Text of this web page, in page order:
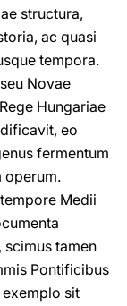
structura,
ac quasi
tempora.
Novae
Hungariae
eo
fermentum
operum.
Medii
tamen
Pontificibus
sit